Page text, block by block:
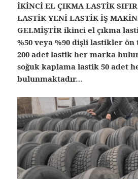
İKİNCİ EL ÇIKMA LASTİK
LASTİK YENİ LASTİK İŞ
GELMİŞTİR ikinci el çıkma
%50 veya %90 dişli lastikler
200 adet lastik her marka
soğuk kaplama lastik 50 adet
bulunmaktadır…